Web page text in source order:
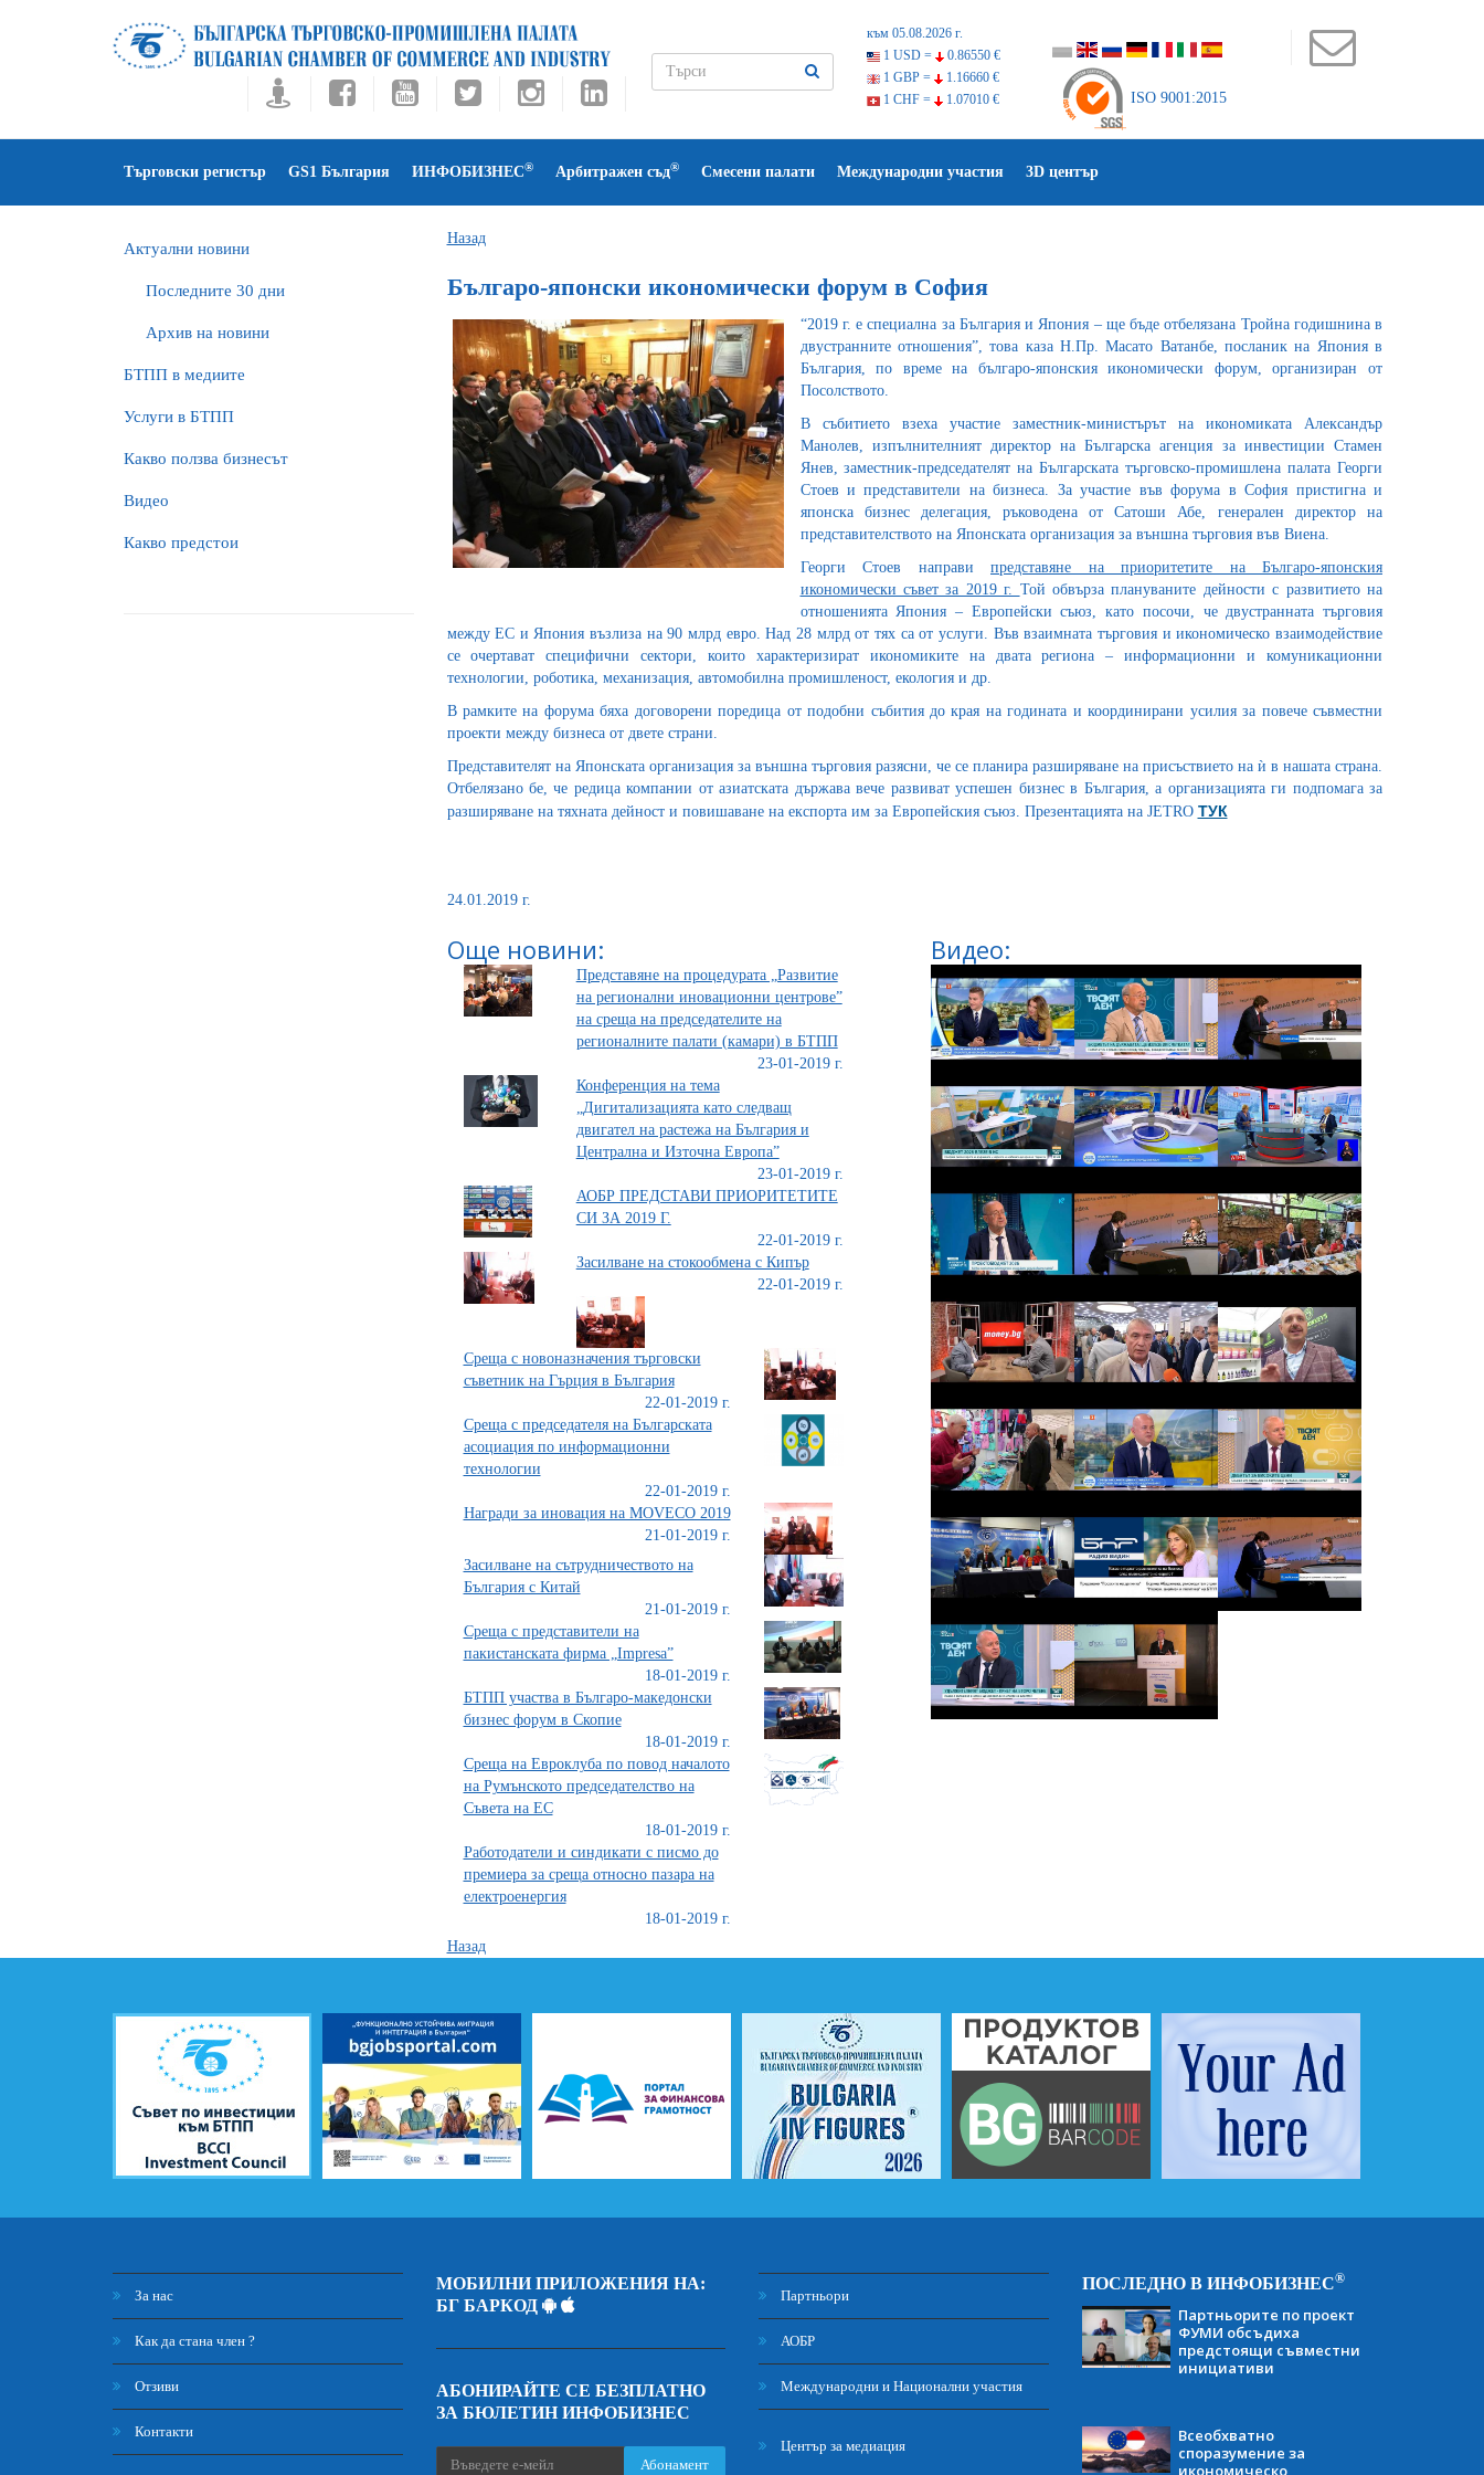
към 05.08.2026 г.
1 USD =
0.86550 €
1 GBP =
1.16660 €
1 CHF =
1.07010 € ISO 9001:2015
Търговски регистър GS1 България ИНФОБИЗНЕС® Арбитражен съд® Смесени палати Международни участия 3D център
Актуални новини
Последните 30 дни
Архив на новини
БTПП в медиите
Услуги в БТПП
Какво ползва бизнесът
Видео
Какво предстои
Назад
Българо-японски икономически форум в София
“2019 г. е специална за България и Япония – ще бъде отбелязана Тройна годишнина в
двустранните отношения”, това каза Н.Пр. Масато Ватанбе, посланик на Япония в
България, по време на българо-японския икономически форум, организиран от
Посолството.
В събитието взеха участие заместник-министърът на икономиката Александър
Манолев, изпълнителният директор на Българска агенция за инвестиции Стамен
Янев, заместник-председателят на Българската търговско-промишлена палата Георги
Стоев и представители на бизнеса. За участие във форума в София пристигна и
японска бизнес делегация, ръководена от Сатоши Абе, генерален директор на
представителството на Японската организация за външна търговия във Виена.
Георги Стоев направи представяне на приоритетите на Българо-японския
икономически съвет за 2019 г. Той обвърза плануваните дейности с развитието на
отношенията Япония – Европейски съюз, като посочи, че двустранната търговия
между ЕС и Япония възлиза на 90 млрд евро. Над 28 млрд от тях са от услуги. Във взаимната търговия и икономическо взаимодействие
се очертават специфични сектори, които характеризират икономиките на двата региона – информационни и комуникационни
технологии, роботика, механизация, автомобилна промишленост, екология и др.
В рамките на форума бяха договорени поредица от подобни събития до края на годината и координирани усилия за повече съвместни
проекти между бизнеса от двете страни.
Представителят на Японската организация за външна търговия разясни, че се планира разширяване на присъствието на ѝ в нашата страна.
Отбелязано бе, че редица компании от азиатската държава вече развиват успешен бизнес в България, а организацията ги подпомага за
разширяване на тяхната дейност и повишаване на експорта им за Европейския съюз. Презентацията на JETRO ТУК
24.01.2019 г.
Още новини:
Представяне на процедурата „Развитие
на регионални иновационни центрове”
на среща на председателите на
регионалните палати (камари) в БТПП
23-01-2019 г.
Конференция на тема
„Дигитализацията като следващ
двигател на растежа на България и
Централна и Източна Европа”
23-01-2019 г.
АОБР ПРЕДСТАВИ ПРИОРИТЕТИТЕ
СИ ЗА 2019 Г.
22-01-2019 г.
Засилване на стокообмена с Кипър
22-01-2019 г.
Среща с новоназначения търговски
съветник на Гърция в България
22-01-2019 г.
Среща с председателя на Българската
асоциация по информационни
технологии
22-01-2019 г.
Награди за иновация на MOVECO 2019
21-01-2019 г.
Засилване на сътрудничеството на
България с Китай
21-01-2019 г.
Среща с представители на
пакистанската фирма „Impresa”
18-01-2019 г.
БТПП участва в Българо-македонски
бизнес форум в Скопие
18-01-2019 г.
Среща на Евроклуба по повод началото
на Румънското председателство на
Съвета на ЕС
18-01-2019 г.
Работодатели и синдикати с писмо до
премиера за среща относно пазара на
електроенергия
18-01-2019 г.
Видео:
Назад
За нас
Как да стана член ?
Отзиви
Контакти
МОБИЛНИ ПРИЛОЖЕНИЯ НА:
БГ БАРКОД
АБОНИРАЙТЕ СЕ БЕЗПЛАТНО
ЗА БЮЛЕТИН ИНФОБИЗНЕС
Абонамент
Партньори
АОБР
Международни и Национални участия
Център за медиация
ПОСЛЕДНО В ИНФОБИЗНЕС®
Партньорите по проект
ФУМИ обсъдиха
предстоящи съвместни
инициативи
Всеобхватно
споразумение за
икономическо